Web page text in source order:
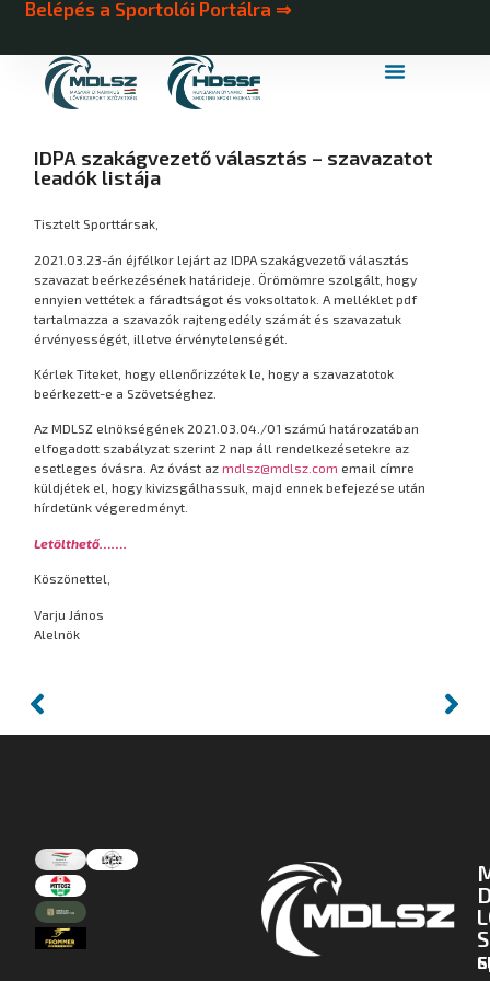
Belépés a Sportolói Portálra ⇒
IDPA szakágvezető választás – szavazatot
leadók listája
Tisztelt Sporttársak,
2021.03.23-án éjfélkor lejárt az IDPA szakágvezető választás
szavazat beérkezésének határideje. Örömömre szolgált, hogy
ennyien vettétek a fáradtságot és voksoltatok. A melléklet pdf
tartalmazza a szavazók rajtengedély számát és szavazatuk
érvényességét, illetve érvénytelenségét.
Kérlek Titeket, hogy ellenőrizzétek le, hogy a szavazatotok
beérkezett-e a Szövetséghez.
Az MDLSZ elnökségének 2021.03.04./01 számú határozatában
elfogadott szabályzat szerint 2 nap áll rendelkezésetekre az
esetleges óvásra. Az óvást azmdlsz@mdlsz.com email címre
küldjétek el, hogy kivizsgálhassuk, majd ennek befejezése után
hírdetünk végeredményt.
Letölthető…….
Köszönettel,
Varju János
Alelnök